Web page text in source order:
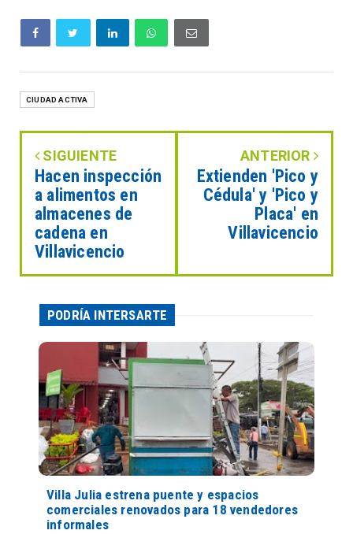
CIUDAD ACTIVA
SIGUIENTE
Hacen inspección
a alimentos en
almacenes de
cadena en
Villavicencio
ANTERIOR
Extienden 'Pico y
Cédula' y 'Pico y
Placa' en
Villavicencio
PODRÍA INTERSARTE
Villa Julia estrena puente y espacios
comerciales renovados para 18 vendedores
informales